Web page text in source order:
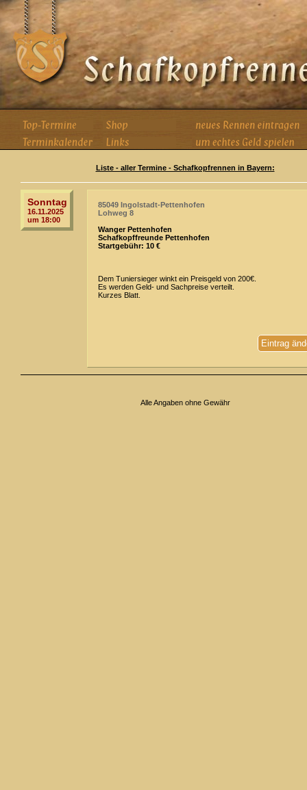
Liste - aller Termine - Schafkopfrennen in Bayern:
Sonntag
16.11.2025
um 18:00
85049 Ingolstadt-Pettenhofen
Lohweg 8
Wanger Pettenhofen
Schafkopffreunde Pettenhofen
Startgebühr: 10 €
Dem Tuniersieger winkt ein Preisgeld von 200€.
Es werden Geld- und Sachpreise verteilt.
Kurzes Blatt.
Eintrag
Alle Angaben ohne Gewähr